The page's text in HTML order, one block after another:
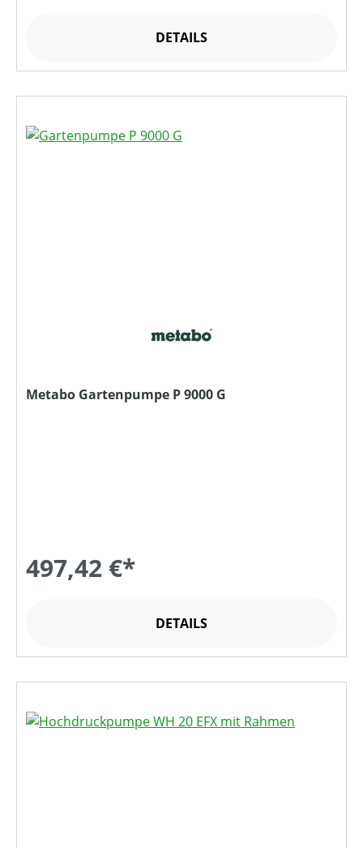
DETAILS
Metabo Gartenpumpe P 9000 G
497,42 €*
DETAILS